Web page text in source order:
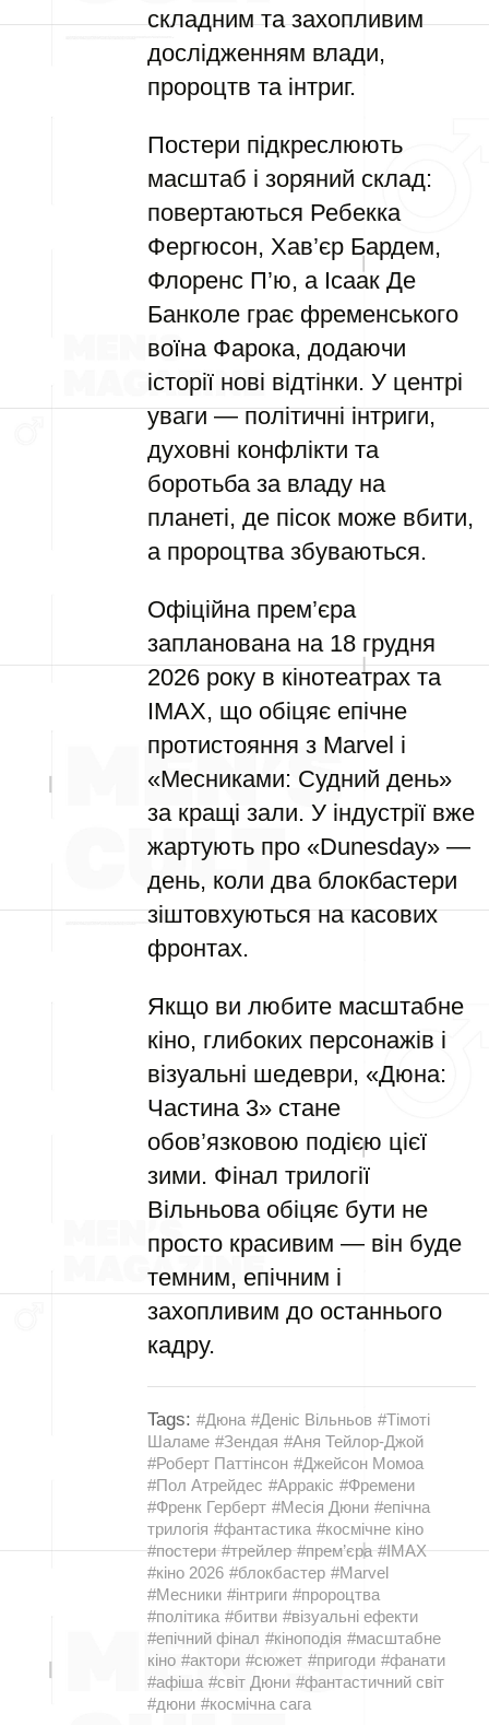
складним та захопливим
дослідженням влади,
пророцтв та інтриг.
Постери підкреслюють
масштаб і зоряний склад:
повертаються Ребекка
Фергюсон, Хав’єр Бардем,
Флоренс П’ю, а Ісаак Де
Банколе грає фременського
воїна Фарока, додаючи
історії нові відтінки. У центрі
уваги — політичні інтриги,
духовні конфлікти та
боротьба за владу на
планеті, де пісок може вбити,
а пророцтва збуваються.
Офіційна прем’єра
запланована на 18 грудня
2026 року в кінотеатрах та
IMAX, що обіцяє епічне
протистояння з Marvel і
«Месниками: Судний день»
за кращі зали. У індустрії вже
жартують про «Dunesday» —
день, коли два блокбастери
зіштовхуються на касових
фронтах.
Якщо ви любите масштабне
кіно, глибоких персонажів і
візуальні шедеври, «Дюна:
Частина 3» стане
обов’язковою подією цієї
зими. Фінал трилогії
Вільньова обіцяє бути не
просто красивим — він буде
темним, епічним і
захопливим до останнього
кадру.
Tags: #Дюна #Деніс Вільньов #Тімоті
Шаламе #Зендая #Аня Тейлор-Джой
#Роберт Паттінсон #Джейсон Момоа
#Пол Атрейдес #Арракіс #Фремени
#Френк Герберт #Месія Дюни #епічна
трилогія #фантастика #космічне кіно
#постери #трейлер #прем’єра #IMAX
#кіно 2026 #блокбастер #Marvel
#Месники #інтриги #пророцтва
#політика #битви #візуальні ефекти
#епічний фінал #кіноподія #масштабне
кіно #актори #сюжет #пригоди #фанати
#афіша #світ Дюни #фантастичний світ
#дюни #космічна сага